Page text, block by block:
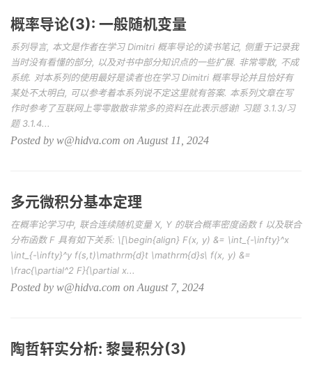
概率导论(3): 一般随机变量
系列导言, 本文是作者在学习 Dimitri 概率导论的读书笔记, 侧重于记录我
当时没有看懂的部分, 以及对书中部分知识点的一些扩展. 非常零散, 不成
系统. 对本系列的使用最好是读者也在学习 Dimitri 概率导论并且恰好有
某处不太明白, 可以参考着本系列说不定这里就有答案. 本系列文章在写
作时参考了互联网上零零散散非常多的资料在此表示感谢! 习题 3.1.3/习
题 3.1.4...
Posted by w@hidva.com on August 11, 2024
多元微积分基本定理
在概率论学习中, 联合连续随机变量 X, Y 的联合概率密度函数 f 以及联合
分布函数 F 具有如下关系: \[\begin{align} F(x, y) &= \int_{-\infty}^x
\int_{-\infty}^y f(s,t)\mathrm{d}t \mathrm{d}s\ f(x, y) &=
\frac{\partial^2 F}{\partial x...
Posted by w@hidva.com on August 7, 2024
陶哲轩实分析: 黎曼积分(3)